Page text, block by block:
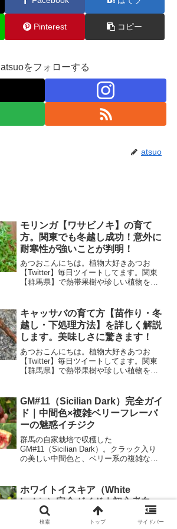
Pinterest コピー
atsuoをフォローする
atsuo
モリンガ【ワサビノキ】の育て
方。関東でも冬越し成功！意外に
耐寒性が強いことが判明！
あつおこんにちは。植物大好きあつお
【Twitter】毎日ツイートしてます。関東
【群馬県】で熱帯果樹や珍しい植物を育
す。（あつお）【ＹｏｕＴｕｂｅ】←栽
培の様子がわかりま...
キャッサバの育て方【苗作り・冬
越し・下処理方法】を詳しく解説
します。美味しさに驚きます！
あつおこんにちは。植物大好きあつお
【Twitter】毎日ツイートしてます。関東
【群馬県】で熱帯果樹や珍しい植物を育
す。（あつお）【ＹｏｕＴｕｂｅ】←栽
培の様子がわかりま...
GM#11（Sicilian Dark）完全ガイ
ド｜中間色×複雑ベリーフレーバ
ーの魅惑イチジク
群馬の自家栽培で収穫した
GM#11（Sicilian Dark）。クラック入り
の美しい中間色と、ベリー系の複雑な風
ホワイトイスキア（White
Ischia）完全ガイド｜初心者向
け・小粒＆極甘・豊産性イチジク
検索 トップ サイドバー